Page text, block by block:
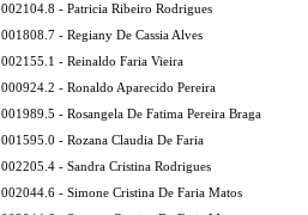
002104.8 - Patricia Ribeiro Rodrigues
001808.7 - Regiany De Cassia Alves
002155.1 - Reinaldo Faria Vieira
000924.2 - Ronaldo Aparecido Pereira
001989.5 - Rosangela De Fatima Pereira Braga
001595.0 - Rozana Claudia De Faria
002205.4 - Sandra Cristina Rodrigues
002044.6 - Simone Cristina De Faria Matos